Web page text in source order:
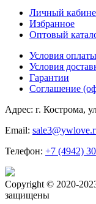
Личный
Избранное
Оптовый
Условия оплаты
Условия
Гарантии
Соглашение
Адрес: г. Кострома,
Email:
Телефон: +7 (4942)
Copyright © 2020-
защищены